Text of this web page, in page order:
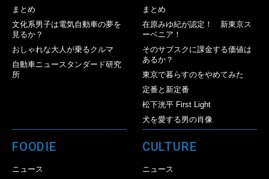
まとめ
文化系男子は電気自動車の夢を
見るか？
おしゃれな大人が乗るクルマ
自動車ニュースタンダード研究
所
まとめ
在原みゆ紀が認定！ 新東京ス
ーベニア！
そのサブスクに課金する価値は
あるか？
東京で暮らすのをやめてみた
定番と新定番
松下洸平 First Light
犬を愛する男の肖像
FOODIE
ニュース
CULTURE
ニュース